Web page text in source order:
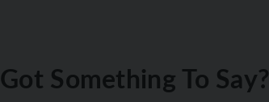
Got Something To Say?